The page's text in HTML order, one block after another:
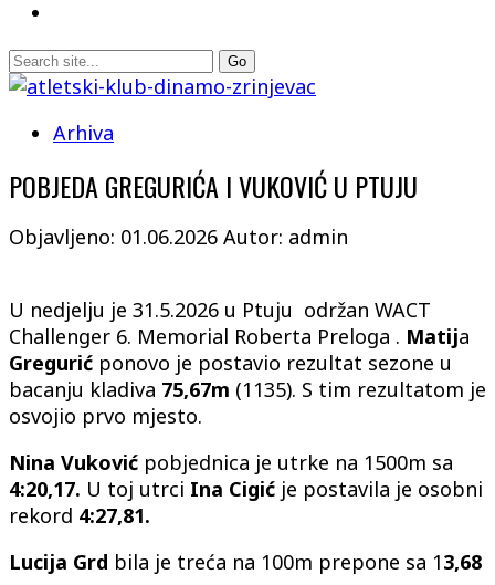
Arhiva
POBJEDA GREGURIĆA I VUKOVIĆ U PTUJU
Objavljeno: 01.06.2026 Autor: admin
U nedjelju je 31.5.2026 u Ptuju održan WACT
Challenger 6. Memorial Roberta Preloga . Matija
Gregurić ponovo je postavio rezultat sezone u
bacanju kladiva 75,67m (1135). S tim rezultatom je
osvojio prvo mjesto.
Nina Vuković pobjednica je utrke na 1500m sa
4:20,17. U toj utrci Ina Cigić je postavila je osobni
rekord 4:27,81.
Lucija Grd bila je treća na 100m prepone sa 13,68